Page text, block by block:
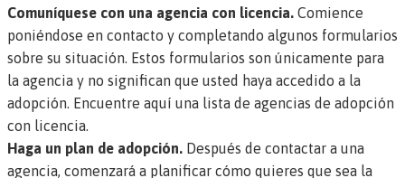
Comuníquese con una agencia con licencia. Comience
poniéndose en contacto y completando algunos formularios
sobre su situación. Estos formularios son únicamente para
la agencia y no significan que usted haya accedido a la
adopción. Encuentre aquí una lista de agencias de adopción
con licencia.
Haga un plan de adopción. Después de contactar a una
agencia, comenzará a planificar cómo quieres que sea la